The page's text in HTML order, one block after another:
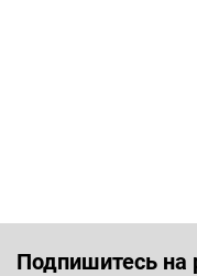
Подпишитесь на